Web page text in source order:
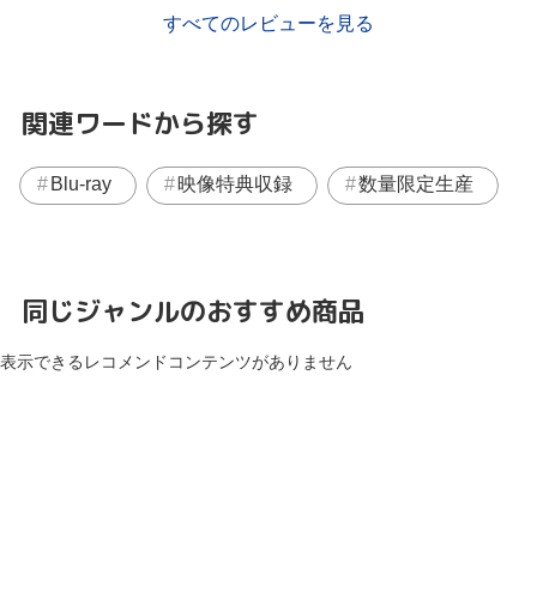
すべてのレビューを見る
関連ワードから探す
Blu-ray 映像特典収録 数量限定生産
同じジャンルのおすすめ商品
表示できるレコメンドコンテンツがありません